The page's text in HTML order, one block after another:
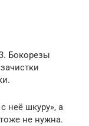
Бокорезы
неё шкуру», а
не нужна.